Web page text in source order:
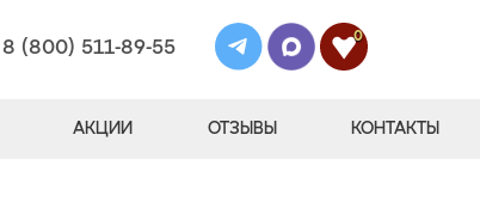
8 (800) 511-89-55
0
АКЦИИ ОТЗЫВЫ КОНТАКТЫ